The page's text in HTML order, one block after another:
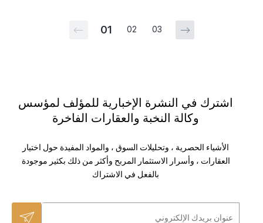
01 02 03
اشترك في النشرة الإخبارية للمؤلف لمؤسس
وكالة النخبة والعقارات الفاخرة
الأشياء الحصرية ، وتحليلات السوق ، والمواد المفيدة حول اختيار
العقارات ، وأسرار الاستثمار المربح وأكثر من ذلك بكثير موجودة
بالفعل في الاشتراك